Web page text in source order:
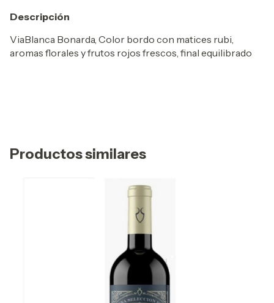
Descripción
ViaBlanca Bonarda, Color bordo con matices rubi,
aromas florales y frutos rojos frescos, final equilibrado
Productos similares